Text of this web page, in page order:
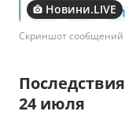
Новини.LIVE
Скриншот сообщений
24 июля